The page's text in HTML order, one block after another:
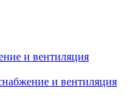
и вентиляция
и вентиляция